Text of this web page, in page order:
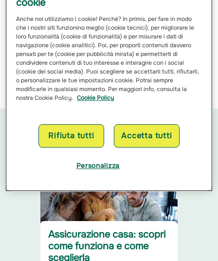
reti di drenaggio artificiale, derivanti da
eventi atmosferici naturali. Sono
considerate come singolo sinistro le
prosecuzioni di tali fenomeni entro le 72
ore dalla prima manifestazione;
ALLESTIMENTO AUTO AMBULATORIO
CONSIGLI ASSICURATIVI
Suggerimenti pratici e utili correlati a questa
Assicurazione casa: scopri
come funziona e come
sceglierla
cookie
Anche noi utilizziamo i cookie! Perché? In primis, per fare in modo
che i nostri siti funzionino meglio (cookie tecnici), per migliorare le
loro funzionalità (cookie di funzionalità) e per misurare i dati di
navigazione (cookie analitici). Poi, per proporti contenuti davvero
pensati per te (cookie per pubblicità mirata) e permetterti di
condividere contenuti di tuo interesse e interagire con i social
(cookie dei social media). Puoi scegliere se accettarli tutti, rifiutarli,
o personalizzare le tue impostazioni cookie. Potrai sempre
modificarle in qualsiasi momento. Per maggiori info, consulta la
nostra Cookie Policy. Cookie Policy
Rifiuta tutti Accetta tutti
Personalizza